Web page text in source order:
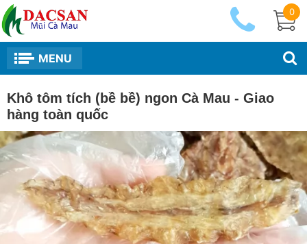
0
MENU
Khô tôm tích (bề bề) ngon Cà Mau - Giao
hàng toàn quốc